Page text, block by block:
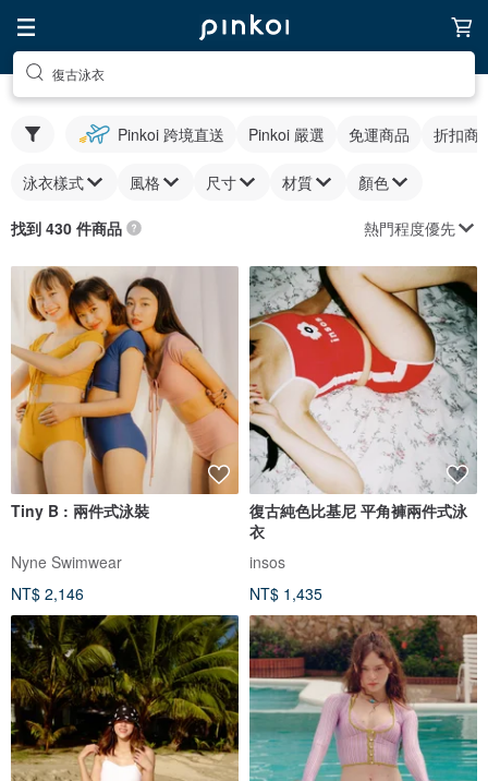
復古泳衣
Pinkoi 跨境直送 Pinkoi 嚴選 免運商品 折扣商
泳衣樣式 風格 尺寸 材質 顏色
找到 430 件商品 熱門程度優先
Tiny B : 兩件式泳裝
Nyne Swimwear
NT$ 2,146
復古純色比基尼 平角褲兩件式泳
衣
insos
NT$ 1,435